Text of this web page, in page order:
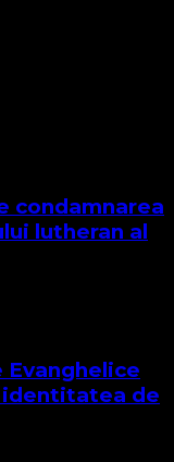
condamnarea
lutheran al
de